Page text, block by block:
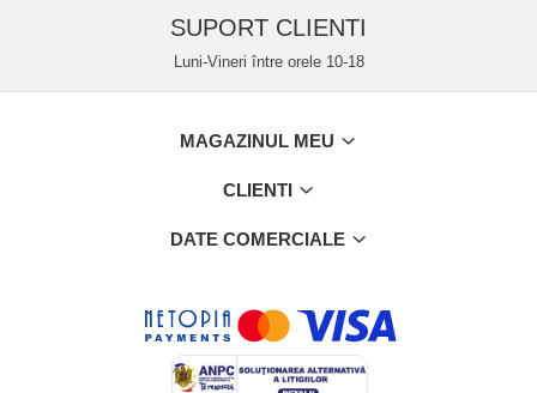
SUPORT CLIENTI
Luni-Vineri între orele 10-18
MAGAZINUL MEU
CLIENTI
DATE COMERCIALE